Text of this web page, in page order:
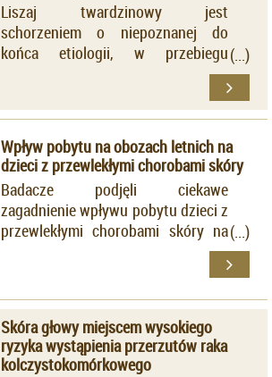
Liszaj twardzinowy jest
schorzeniem o niepoznanej do
końca etiologii, w przebiegu
którego dochodzi do rozwoju
przewlekłego stanu zapalnego
skóry.
Wpływ pobytu na obozach letnich na
dzieci z przewlekłymi chorobami skóry
Badacze podjęli ciekawe
zagadnienie wpływu pobytu dzieci z
przewlekłymi chorobami skóry na
Skóra głowy miejscem wysokiego
ryzyka wystąpienia przerzutów raka
kolczystokomórkowego